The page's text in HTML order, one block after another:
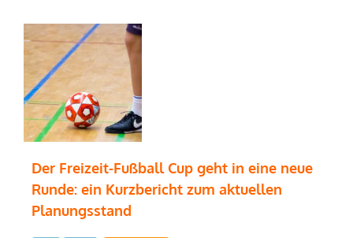
Der Freizeit-Fußball Cup geht in eine neue
Runde: ein Kurzbericht zum aktuellen
Planungsstand